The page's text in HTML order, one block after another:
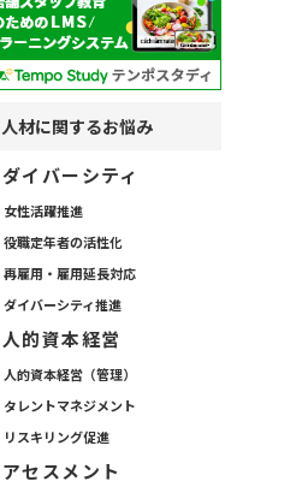
人材に関するお悩み
ダイバーシティ
女性活躍推進
役職定年者の活性化
再雇用・雇用延長対応
ダイバーシティ推進
人的資本経営
人的資本経営（管理）
タレントマネジメント
リスキリング促進
アセスメント